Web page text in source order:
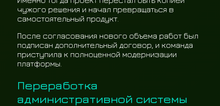
чужого решения и начал превращаться в
самостоятельный продукт.
После согласования нового объема работ был
подписан дополнительный договор, и команда
приступила к полноценной модернизации
платформы.
Переработка
административной системы